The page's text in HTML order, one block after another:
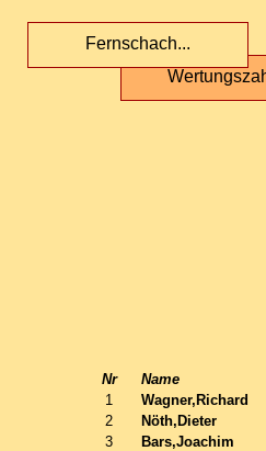
Fernschach...
Nr Name
1
Wagner,Richard
2
Nöth,Dieter
3
Bars,Joachim